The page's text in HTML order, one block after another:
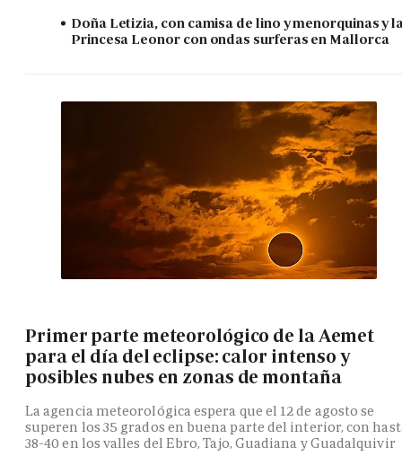
Doña Letizia, con camisa de lino y menorquinas y
Princesa Leonor con ondas surferas en Mallorca
Primer parte meteorológico de la Aemet
para el día del eclipse: calor intenso y
posibles nubes en zonas de montaña
La agencia meteorológica espera que el 12 de agosto se
superen los 35 grados en buena parte del interior, con
38-40 en los valles del Ebro, Tajo, Guadiana y Guadalquivir